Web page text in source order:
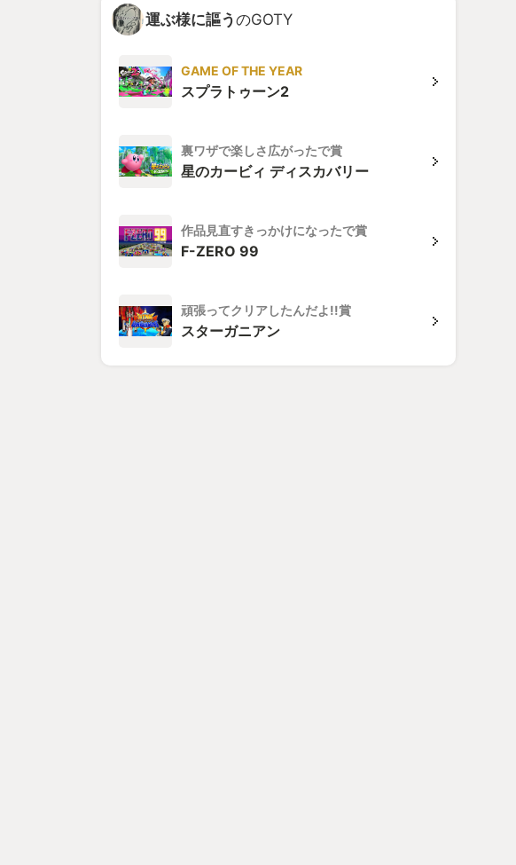
運ぶ様に謳うのGOTY
GAME OF THE YEAR
スプラトゥーン2
裏ワザで楽しさ広がったで賞
星のカービィ ディスカバリー
作品見直すきっかけになったで賞
F-ZERO 99
頑張ってクリアしたんだよ!!賞
スターガニアン